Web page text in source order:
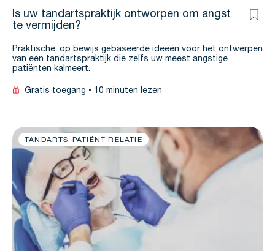
Is uw tandartspraktijk ontworpen om angst
te vermijden?
Praktische, op bewijs gebaseerde ideeën voor het ontwerpen
van een tandartspraktijk die zelfs uw meest angstige
patiënten kalmeert.
Gratis toegang 10 minuten lezen
TANDARTS-PATIËNT RELATIE